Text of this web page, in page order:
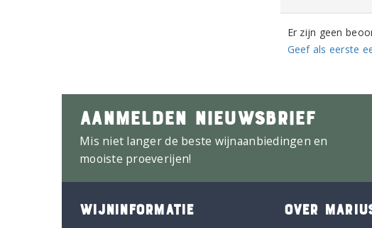
Er zijn geen
Geef als eerste
AANMELDEN NIEUWSBRIEF
Mis niet langer de beste wijnaanbiedingen en
mooiste proeverijen!
WIJNINFORMATIE OVER